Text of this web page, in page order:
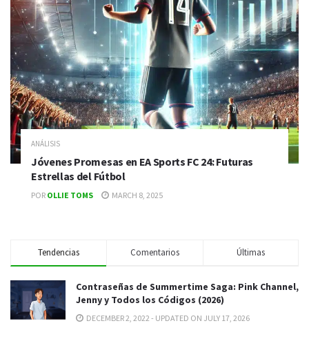
ANÁLISIS
Jóvenes Promesas en EA Sports FC 24: Futuras
Estrellas del Fútbol
POR OLLIE TOMS MARCH 8, 2025
Tendencias Comentarios Últimas
Contraseñas de Summertime Saga: Pink Channel,
Jenny y Todos los Códigos (2026)
DECEMBER 2, 2022 - UPDATED ON JULY 17, 2026